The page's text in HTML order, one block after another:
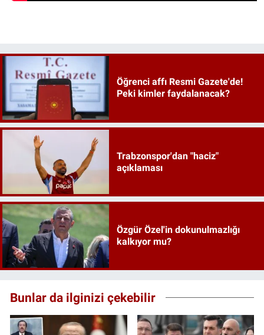
Öğrenci affı Resmi Gazete'de!
Peki kimler faydalanacak?
Trabzonspor'dan "haciz"
açıklaması
Özgür Özel'in dokunulmazlığı
kalkıyor mu?
Bunlar da ilginizi çekebilir